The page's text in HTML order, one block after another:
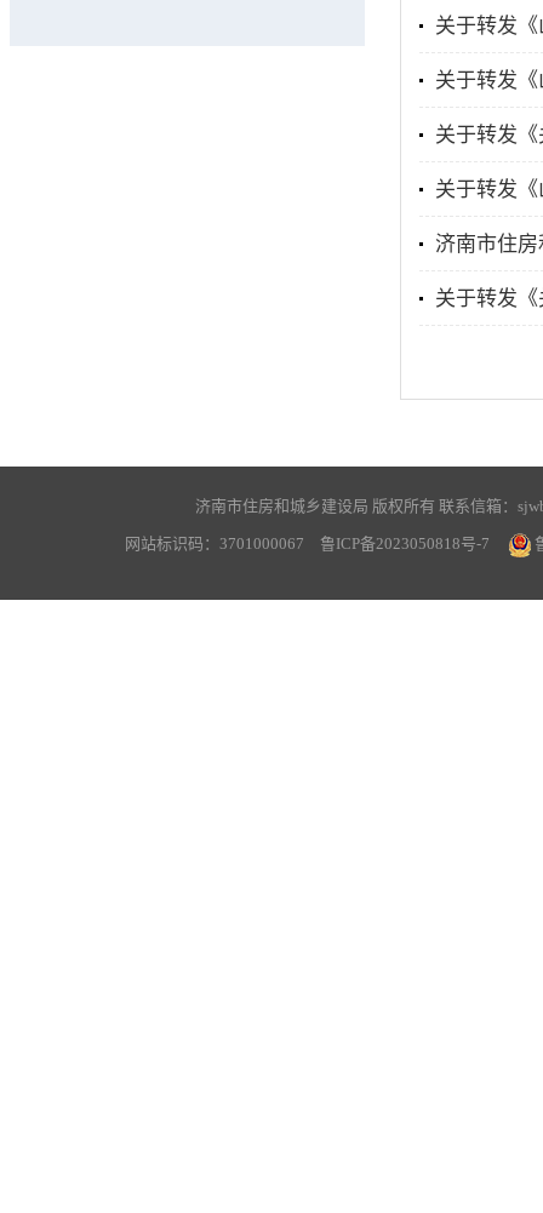
关于转发
关于转发
关于转发
关于转发
济南市住
关于转发
济南市住房和城乡建设局 版权所有 联系信箱：
网站标识码：3701000067 鲁ICP备2023050818号-7